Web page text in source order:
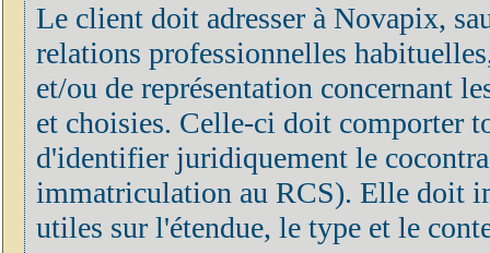
Le client doit adresser à Novapix,
relations professionnelles
et/ou de représentation concernant
et choisies. Celle-ci doit comporter
d'identifier juridiquement le
immatriculation au RCS). Elle doit
utiles sur l'étendue, le type et le